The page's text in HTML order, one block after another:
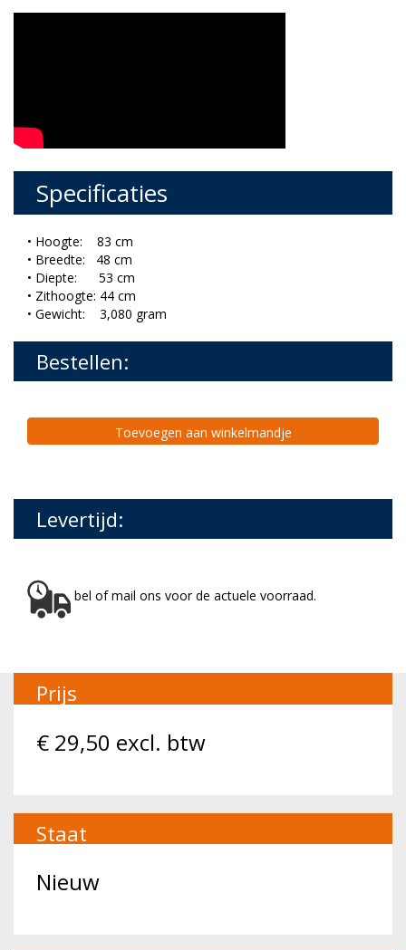
Specificaties
• Hoogte: 83 cm
• Breedte: 48 cm
• Diepte: 53 cm
• Zithoogte: 44 cm
• Gewicht: 3,080 gram
Bestellen:
Toevoegen aan winkelmandje
Levertijd:
bel of mail ons voor de actuele voorraad.
Prijs
€ 29,50 excl. btw
Staat
Nieuw